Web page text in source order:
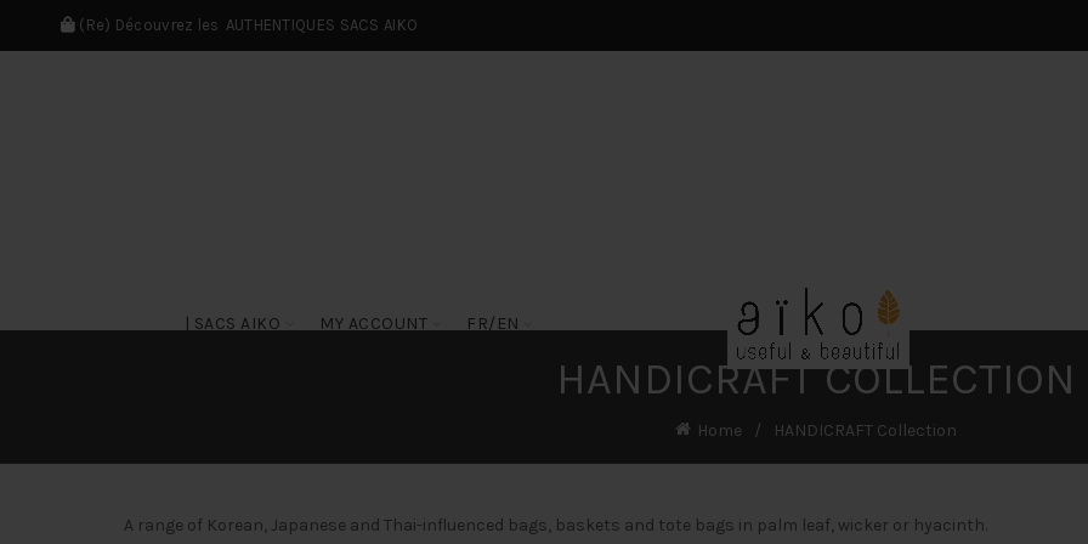
(Re) Découvrez les AUTHENTIQUES SACS AIKO
| SACS AIKO MY ACCOUNT FR/EN
HANDICRAFT COLLECTION
Home HANDICRAFT Collection
A range of Korean, Japanese and Thai-influenced bags, baskets and tote bags in palm leaf, wicker or hyacinth.